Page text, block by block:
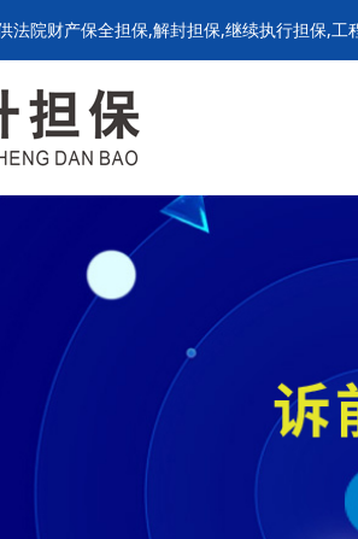
法院财产保全担保,解封担保,继续执行担保,